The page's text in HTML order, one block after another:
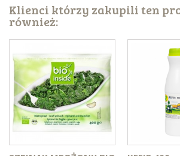
Klienci którzy zakupili ten
również: